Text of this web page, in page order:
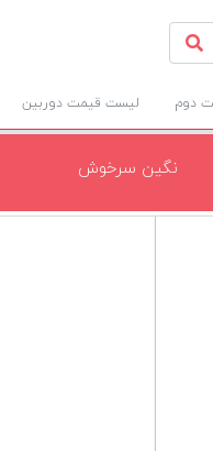
دوم لیست قیمت دوربین
نگین سرخوش